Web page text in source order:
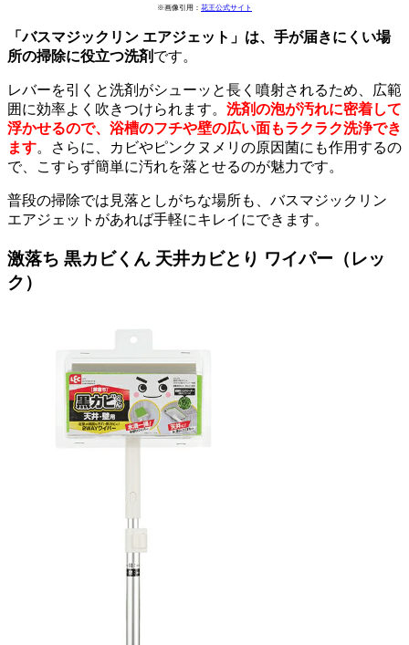
※画像引用： 花王公式サイト
「バスマジックリン エアジェット」は、手が届きにくい場
所の掃除に役立つ洗剤 です。
レバーを引くと洗剤がシューッと長く噴射されるため、広範
囲に効率よく吹きつけられます。 洗剤の泡が汚れに密着して
浮かせるので、浴槽のフチや壁の広い面もラクラク洗浄でき
ます。さらに、カビやピンクヌメリの原因菌にも作用するの
で、こすらず簡単に汚れを落とせるのが魅力です。
普段の掃除では見落としがちな場所も、バスマジックリン
エアジェットがあれば手軽にキレイにできます。
激落ち 黒カビくん 天井カビとり ワイパー（レッ
ク）